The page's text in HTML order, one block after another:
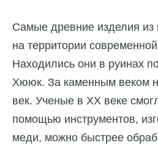
Самые древние изделия
на территории
Находились они в руинах
Хююк. За каменным веком
век. Ученые в XX веке
помощью инструментов,
меди, можно быстрее